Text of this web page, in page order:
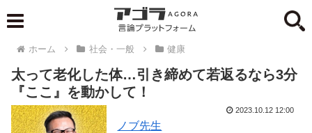
ホーム 社会・一般 健康
太って老化した体…引き締めて若返るなら3分
『ここ』を動かして！
ノブ先生
2023.10.12 12:00